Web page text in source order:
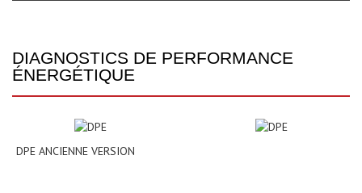
DIAGNOSTICS DE PERFORMANCE
ÉNERGÉTIQUE
DPE ANCIENNE VERSION